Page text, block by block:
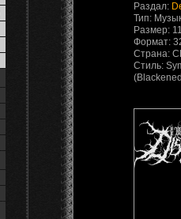
Раздал:
Тип:
Размер:
Формат:
Страна:
Стиль: